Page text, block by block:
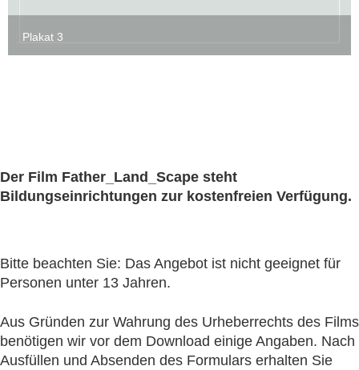
Plakat 3
Der Film Father_Land_Scape steht
Bildungseinrichtungen zur kostenfreien Verfügung.
Bitte beachten Sie: Das Angebot ist nicht geeignet für
Personen unter 13 Jahren.
Aus Gründen zur Wahrung des Urheberrechts des Films
benötigen wir vor dem Download einige Angaben. Nach
Ausfüllen und Absenden des Formulars erhalten Sie